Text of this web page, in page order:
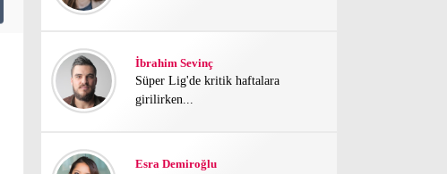
İbrahim Sevinç
Süper Lig'de kritik haftalara
girilirken...
Esra Demiroğlu